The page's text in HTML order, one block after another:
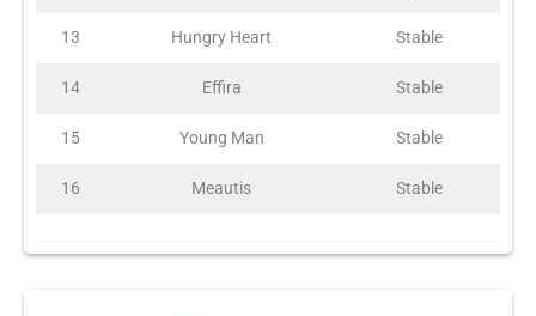
13 Hungry Heart Stable
14 Effira Stable
15 Young Man Stable
16 Meautis Stable